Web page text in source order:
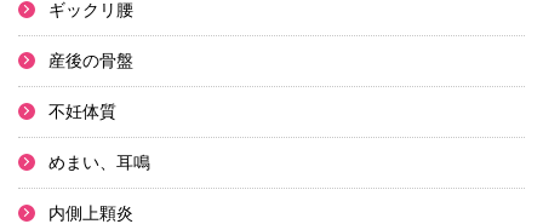
ギックリ腰
産後の骨盤
不妊体質
めまい、耳鳴
内側上顆炎